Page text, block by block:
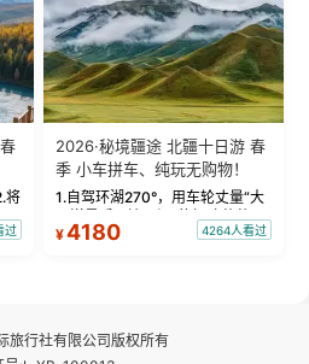
将
4.
过
2026·秘境疆途 北疆十日游 春
季 小车拼车、纯玩无购物！
1.自驾环湖270°，用车轮丈量“大
西洋最后一滴眼泪”的极致蔚蓝，
让雪山、花海与深邃湖水在转弯
¥4180 4264人看过
旅行社有限公司版权所有